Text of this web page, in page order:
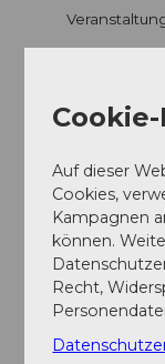
Kontaktdaten
Brunner
Buechenacher
6205 Eich
+41 (0)41 419
Auf dieser
Cookies,
Kampagnen
können.
Recht,